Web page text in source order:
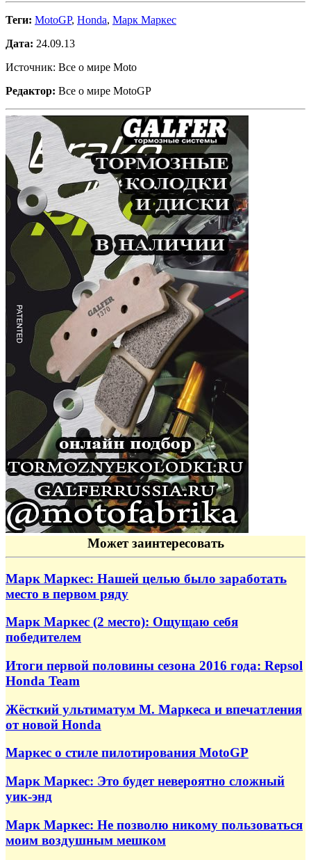
Теги: MotoGP, Honda, Марк Маркес
Дата: 24.09.13
Источник: Все о мире Moto
Редактор: Все о мире MotoGP
Может заинтересовать
Марк Маркес: Нашей целью было заработать
место в первом ряду
Марк Маркес (2 место): Ощущаю себя
победителем
Итоги первой половины сезона 2016 года: Repsol
Honda Team
Жёсткий ультиматум М. Маркеса и впечатления
от новой Honda
Маркес о стиле пилотирования MotoGP
Марк Маркес: Это будет невероятно сложный
уик-энд
Марк Маркес: Не позволю никому пользоваться
моим воздушным мешком